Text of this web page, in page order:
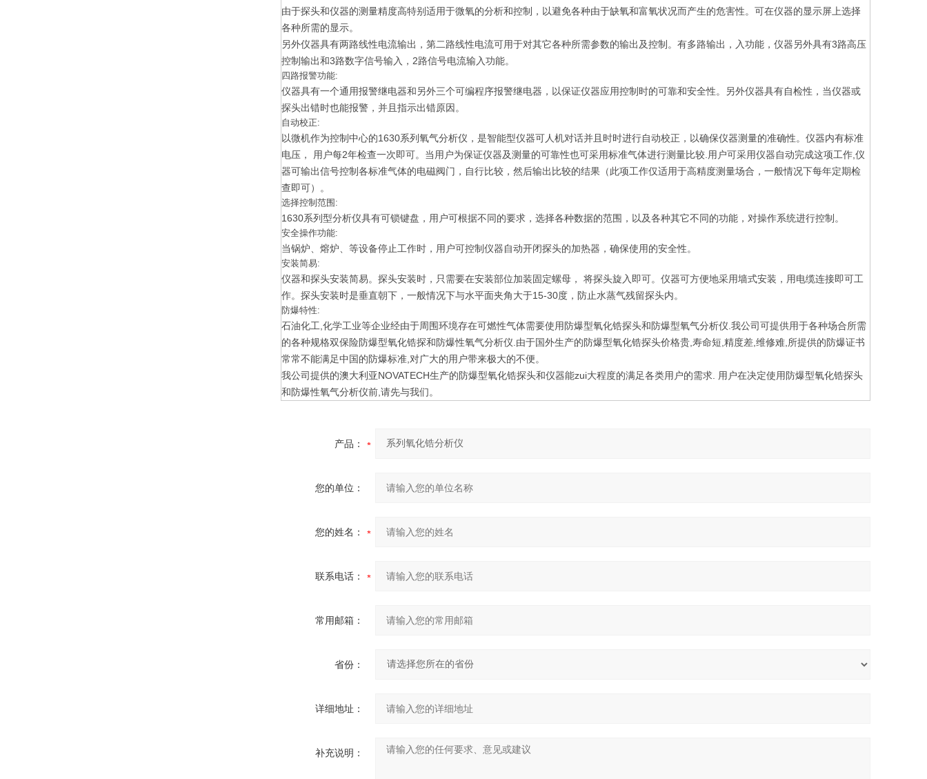
由于探头和仪器的测量精度高特别适用于微氧的分析和控制，以避免各种由于缺氧和富氧状况而产生的危害性。可在仪器的显示屏上选择
各种所需的显示。
另外仪器具有两路线性电流输出，第二路线性电流可用于对其它各种所需参数的输出及控制。有多路输出，入功能，仪器另外具有3路高压
控制输出和3路数字信号输入，2路信号电流输入功能。
四路报警功能:
仪器具有一个通用报警继电器和另外三个可编程序报警继电器，以保证仪器应用控制时的可靠和安全性。另外仪器具有自检性，当仪器或
探头出错时也能报警，并且指示出错原因。
自动校正:
以微机作为控制中心的1630系列氧气分析仪，是智能型仪器可人机对话并且时时进行自动校正，以确保仪器测量的准确性。仪器内有标准
电压， 用户每2年检查一次即可。当用户为保证仪器及测量的可靠性也可采用标准气体进行测量比较.用户可采用仪器自动完成这项工作,仪
器可输出信号控制各标准气体的电磁阀门，自行比较，然后输出比较的结果（此项工作仅适用于高精度测量场合，一般情况下每年定期检
查即可）。
选择控制范围:
1630系列型分析仪具有可锁键盘，用户可根据不同的要求，选择各种数据的范围，以及各种其它不同的功能，对操作系统进行控制。
安全操作功能:
当锅炉、熔炉、等设备停止工作时，用户可控制仪器自动开闭探头的加热器，确保使用的安全性。
安装简易:
仪器和探头安装简易。探头安装时，只需要在安装部位加装固定螺母， 将探头旋入即可。仪器可方便地采用墙式安装，用电缆连接即可工
作。探头安装时是垂直朝下，一般情况下与水平面夹角大于15-30度，防止水蒸气残留探头内。
防爆特性:
石油化工,化学工业等企业经由于周围环境存在可燃性气体需要使用防爆型氧化锆探头和防爆型氧气分析仪.我公司可提供用于各种场合所需
的各种规格双保险防爆型氧化锆探和防爆性氧气分析仪.由于国外生产的防爆型氧化锆探头价格贵,寿命短,精度差,维修难,所提供的防爆证书
常常不能满足中国的防爆标准,对广大的用户带来极大的不便。
我公司提供的澳大利亚NOVATECH生产的防爆型氧化锆探头和仪器能zui大程度的满足各类用户的需求. 用户在决定使用防爆型氧化锆探头
和防爆性氧气分析仪前,请先与我们。
产品：
您的单位：
您的姓名：
联系电话：
常用邮箱：
省份：
详细地址：
补充说明：